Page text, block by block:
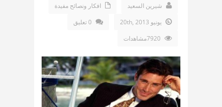
شيرين السعيد
افكار ونصائح مفيدة
يونيو 20th, 2013
0 تعليق